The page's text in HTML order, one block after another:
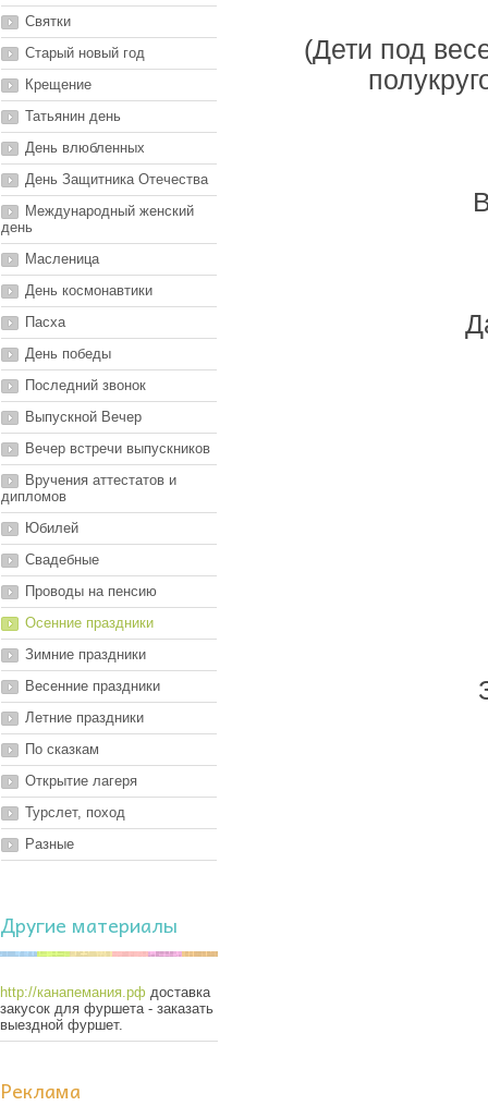
Святки
Старый новый год
Крещение
Татьянин день
День влюбленных
День Защитника Отечества
Международный женский
день
Масленица
День космонавтики
Пасха
День победы
Последний звонок
Выпускной Вечер
Вечер встречи выпускников
Вручения аттестатов и
дипломов
Юбилей
Свадебные
Проводы на пенсию
Осенние праздники
Зимние праздники
Весенние праздники
Летние праздники
По сказкам
Открытие лагеря
Турслет, поход
Разные
Другие материалы
http://канапемания.рф доставка
закусок для фуршета - заказать
выездной фуршет.
Реклама
(Дети под